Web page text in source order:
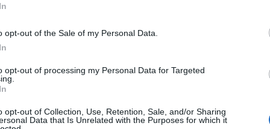
opt-out of the Sale of my Personal Data.
opt-out of processing my Personal Data for Targeted
opt-out of Collection, Use, Retention, Sale, and/or Sharing
Data that Is Unrelated with the Purposes for which it
Pedig jó lenne már!
Pedig jó lenne már!